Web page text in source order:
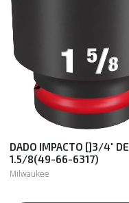
DADO IMPACTO []3/4" DE
1.5/8(49-66-6317)
Milwaukee